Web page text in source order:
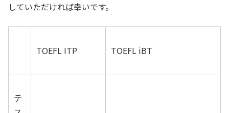
していただければ幸いです。
TOEFL ITP TOEFL iBT
テ